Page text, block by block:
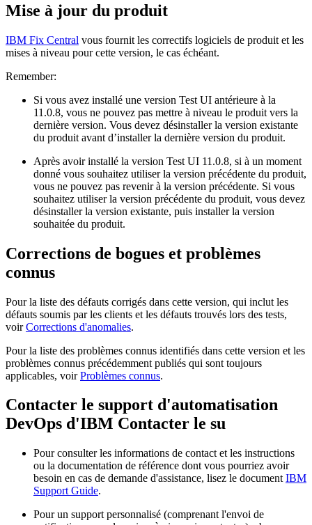
Mise à jour du produit
IBM Fix Central vous fournit les correctifs logiciels de produit et les
mises à niveau pour cette version, le cas échéant.
Remember:
Si vous avez installé une version Test UI antérieure à la
11.0.8, vous ne pouvez pas mettre à niveau le produit vers la
dernière version. Vous devez désinstaller la version existante
du produit avant d’installer la dernière version du produit.
Après avoir installé la version Test UI 11.0.8, si à un moment
donné vous souhaitez utiliser la version précédente du produit,
vous ne pouvez pas revenir à la version précédente. Si vous
souhaitez utiliser la version précédente du produit, vous devez
désinstaller la version existante, puis installer la version
souhaitée du produit.
Corrections de bogues et problèmes
connus
Pour la liste des défauts corrigés dans cette version, qui inclut les
défauts soumis par les clients et les défauts trouvés lors des tests,
voirCorrections d'anomalies.
Pour la liste des problèmes connus identifiés dans cette version et les
problèmes connus précédemment publiés qui sont toujours
applicables, voirProblèmes connus.
Contacter le support d'automatisation
DevOps d'IBM Contacter le su
Pour consulter les informations de contact et les instructions
ou la documentation de référence dont vous pourriez avoir
besoin en cas de demande d'assistance, lisez le document IBM
Support Guide.
Pour un support personnalisé (comprenant l'envoi de